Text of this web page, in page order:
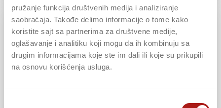
pružanje funkcija društvenih medija i analiziranje
saobraćaja. Takođe delimo informacije o tome kako
koristite sajt sa partnerima za društvene medije,
oglašavanje i analitiku koji mogu da ih kombinuju sa
drugim informacijama koje ste im dali ili koje su prikupili
na osnovu korišćenja usluga.